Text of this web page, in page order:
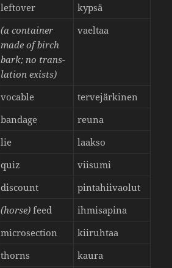
leftover
kypsä
(a container
made of birch
bark; no trans­
la­tion exists)
vaeltaa
vocable
terve­jär­kinen
bandage
reuna
lie
laakso
quiz
viisumi
discount
pinta­hii­vaolut
(horse) feed
ihmi­sa­pina
micro­sec­tion
kiiruhtaa
thorns
kaura